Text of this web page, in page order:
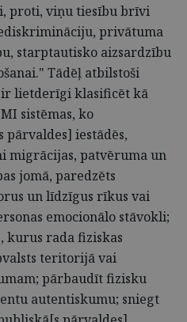
proti, viņu tiesību brīvi
privātuma
starptautisko aizsardzību
Tādēļ atbilstoši
lietderīgi klasificēt kā
sistēmas, ko
iestādēs,
migrācijas, patvēruma un
jomā, paredzēts
un līdzīgus rīkus vai
emocionālo stāvokli;
kurus rada fiziskas
teritorijā vai
pārbaudīt fizisku
autentiskumu; sniegt